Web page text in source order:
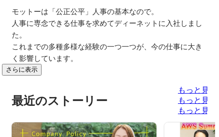
モットーは「公正公平」人事の基本なので。
人事に専念できる仕事を求めてディーネットに入社しまし
た。
これまでの多種多様な経験の一つ一つが、今の仕事に大き
く影響しています。
さらに表示
最近のストーリー
もっと見る
もっと見る
もっと見る